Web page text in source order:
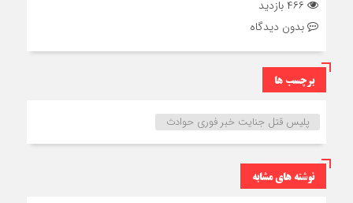
بدون دیدگاه
برچسب ها
پلیس قتل جنایت خبر فوری حوادث
نوشته های مشابه